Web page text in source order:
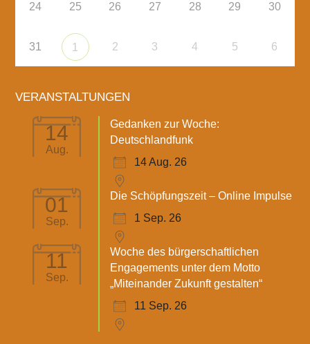
24 25 26 27 28 29 30
31 1 2 3 4 5 6
VERANSTALTUNGEN
14
Aug.
Gedanken zur Woche:
Deutschlandfunk
14 Aug. 26
01
Sep.
Die Schöpfungszeit – Online Impulse
1 Sep. 26
11
Sep.
Woche des bürgerschaftlichen
Engagements unter dem Motto
„Miteinander Zukunft gestalten“
11 Sep. 26